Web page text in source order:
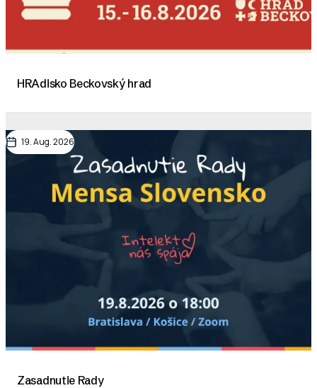
HRAdisko Beckovský hrad
19. Aug. 2026
Zasadnutie Rady